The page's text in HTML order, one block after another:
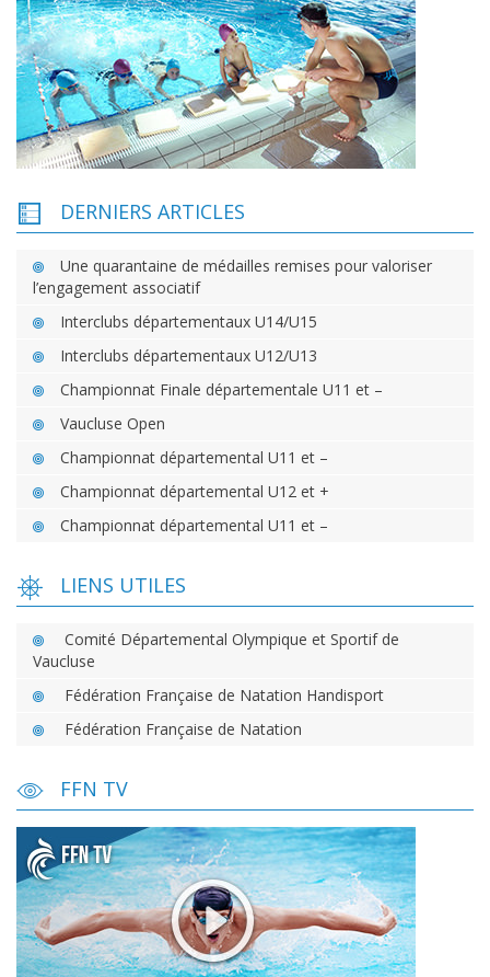
DERNIERS ARTICLES
Une quarantaine de médailles remises pour valoriser
l’engagement associatif
Interclubs départementaux U14/U15
Interclubs départementaux U12/U13
Championnat Finale départementale U11 et –
Vaucluse Open
Championnat départemental U11 et –
Championnat départemental U12 et +
Championnat départemental U11 et –
LIENS UTILES
Comité Départemental Olympique et Sportif de
Vaucluse
Fédération Française de Natation Handisport
Fédération Française de Natation
FFN TV